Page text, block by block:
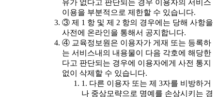
유가 없다고 판단되는 경우 이용자의 서비스
이용을 부분적으로 제한할 수 있습니다.
③ 제 1 항 및 제 2 항의 경우에는 당해 사항을
사전에 온라인을 통해서 공지합니다.
④ 교육정보원은 이용자가 게재 또는 등록하
는 서비스내의 내용물이 다음 각호에 해당한
다고 판단되는 경우에 이용자에게 사전 통지
없이 삭제할 수 있습니다.
1. 다른 이용자 또는 제 3자를 비방하거
나 중상모략으로 명예를 손상시키는 경